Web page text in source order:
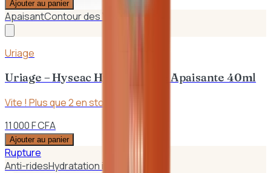
Ajouter au panier
ApaisantContour des Yeux
Uriage
Uriage – Hyseac Hydra Crème Apaisante 40ml
Vite ! Plus que2en stock
11 000 F CFA
Ajouter au panier
Rupture
Anti-ridesHydratation intense